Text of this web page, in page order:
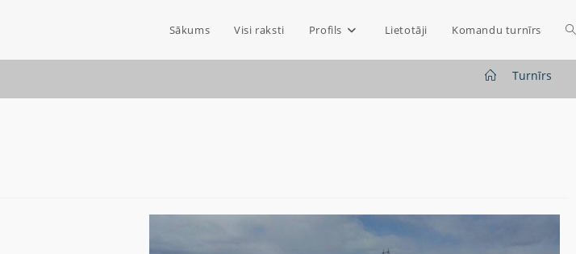
Sākums Visi raksti Profils Lietotāji Komandu turnīrs
Turnīrs